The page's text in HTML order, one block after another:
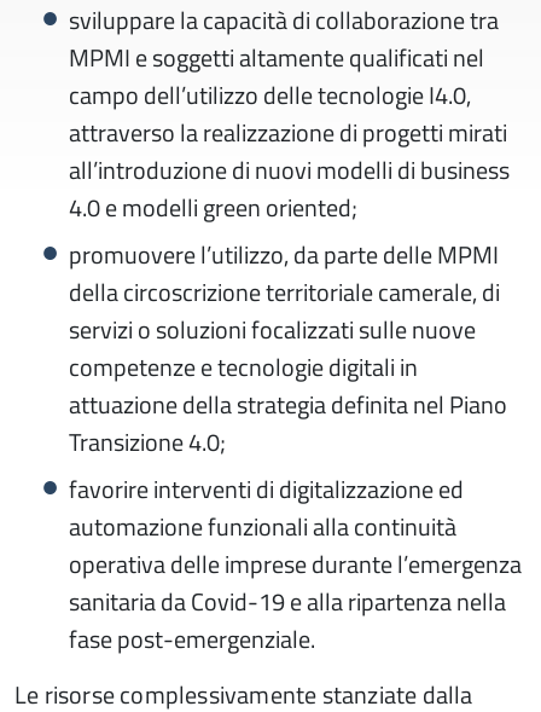
sviluppare la capacità di collaborazione tra
MPMI e soggetti altamente qualificati nel
campo dell’utilizzo delle tecnologie I4.0,
attraverso la realizzazione di progetti mirati
all’introduzione di nuovi modelli di business
4.0 e modelli green oriented;
promuovere l’utilizzo, da parte delle MPMI
della circoscrizione territoriale camerale, di
servizi o soluzioni focalizzati sulle nuove
competenze e tecnologie digitali in
attuazione della strategia definita nel Piano
Transizione 4.0;
favorire interventi di digitalizzazione ed
automazione funzionali alla continuità
operativa delle imprese durante l’emergenza
sanitaria da Covid-19 e alla ripartenza nella
fase post-emergenziale.
Le risorse complessivamente stanziate dalla